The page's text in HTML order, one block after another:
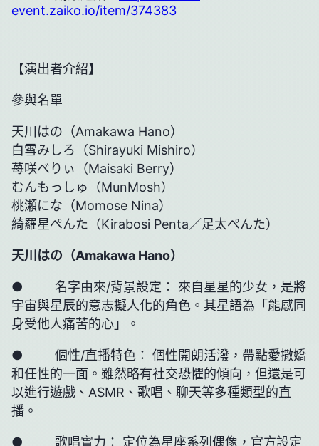
event.zaiko.io/item/374383
【演出者介紹】
參與名單
天川はの（Amakawa Hano）
白雪みしろ（Shirayuki Mishiro）
苺咲べりぃ（Maisaki Berry）
むんもっしゅ（MunMosh）
桃瀬にな（Momose Nina）
綺羅星ぺんた（Kirabosi Penta／足太ぺんた）
天川はの（Amakawa Hano）
● 名字由來/背景設定： 來自星星的少女，是將
宇宙與星辰的意志擬人化的角色。其星語為「能感同
身受他人痛苦的心」。
● 個性/直播特色： 個性開朗活潑，帶點愛撒嬌
和任性的一面。雖然略有社交恐懼的傾向，但還是可
以進行遊戲、ASMR、歌唱、聊天等多種類型的直
播。
● 歌唱實力： 定位為星座系列偶像，官方設定